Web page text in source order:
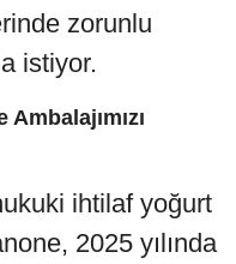
zorunlu
istiyor.
ihtilaf yoğurt
2025 yılında